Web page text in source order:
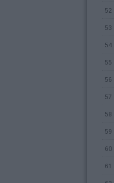
52
53
54
55
56
57
58
59
60
61